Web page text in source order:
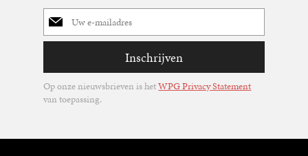
E-
mailadres
Inschrijven
Op onze nieuwsbrieven is hetWPG Privacy Statement
van toepassing.